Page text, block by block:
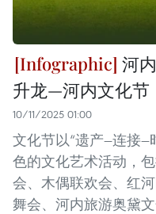
河
升龙—河内文化节
10/11/2025 01:00
文化节以“遗产—连接—
色的文化艺术活动，
会、木偶联欢会、红
舞会、河内旅游奥黛